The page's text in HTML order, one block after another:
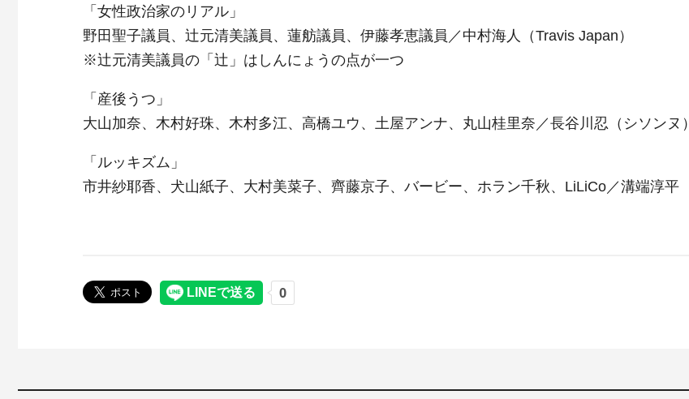
「女性政治家のリアル」
野田聖子議員、辻元清美議員、蓮舫議員、伊藤孝恵議員／中村海人（Travis Japan）
※辻󠄀元清美議員の「辻」はしんにょうの点が一つ
「産後うつ」
大山加奈、木村好珠、木村多江、高橋ユウ、土屋アンナ、丸山桂里奈／長谷川忍（シソンヌ）
「ルッキズム」
市井紗耶香、犬山紙子、大村美菜子、齊藤京子、バービー、ホラン千秋、LiLiCo／溝端淳平